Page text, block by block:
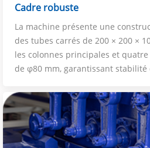
Cadre robuste
La machine présente une
des tubes carrés de 200 × 200 ×
les colonnes principales et
de φ80 mm, garantissant